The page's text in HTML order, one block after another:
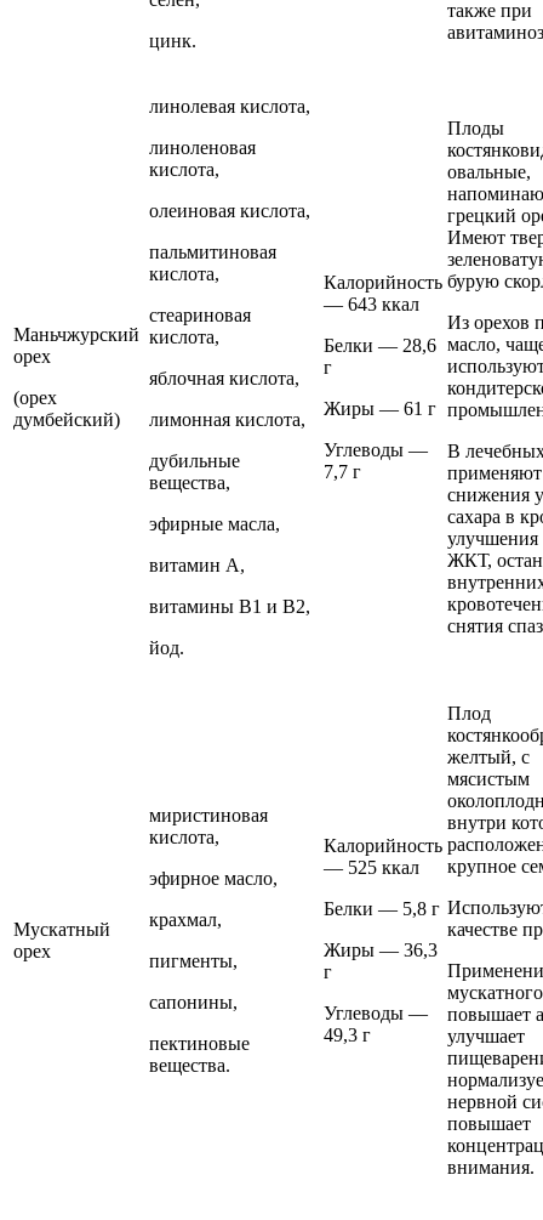
цинк.
также при
Маньчжурский
орех
(орех
думбейский)
линолевая кислота,
линоленовая
кислота,
олеиновая кислота,
пальмитиновая
кислота,
стеариновая
кислота,
яблочная кислота,
лимонная кислота,
дубильные
вещества,
эфирные масла,
витамин А,
витамины В1 и В2,
йод.
Калорийность
— 643 ккал
Белки — 28,6
г
Жиры — 61 г
Углеводы —
7,7 г
Плоды
овальные,
грецкий
Имеют
бурую
Из орехов
масло,
В
применяют
снижения
сахара в
улучшения
ЖКТ,
снятия
Мускатный
орех
миристиновая
кислота,
эфирное масло,
крахмал,
пигменты,
сапонины,
пектиновые
вещества.
Калорийность
— 525 ккал
Белки — 5,8 г
Жиры — 36,3
г
Углеводы —
49,3 г
Плод
желтый, с
мясистым
внутри
крупное
качестве
повышает
улучшает
нервной
повышает
внимания.